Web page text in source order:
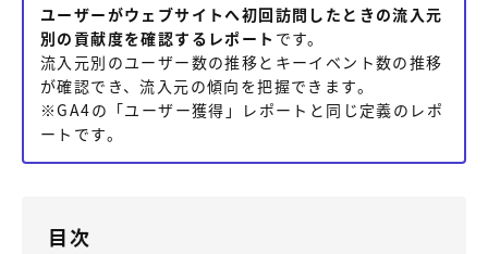
【店舗型ビジネス向け】エリア
マーケティングサービス
【金融
【IT企業向け】マーケティング
サービス
広告プロモーションの製品
ユーザーがウェブサイトへ初回訪問したときの流入元
別の貢献度を確認するレポート です。
流入元別のユーザー数の推移とキーイベント数の推移
が確認でき、流入元の傾向を把握できます。
※GA4の「ユーザー獲得」レポートと同じ定義のレポ
ートです。
目次